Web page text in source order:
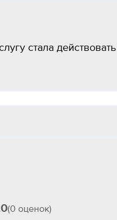
стала действовать
(0 оценок)